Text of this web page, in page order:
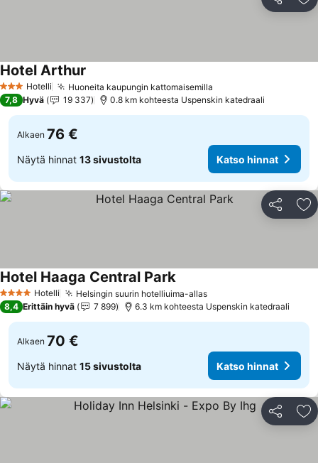
Jaa
3 Tähtiluokitus
Hotelli Huoneita kaupungin kattomaisemilla
Hotel Arthur
7,8 Hyvä 19 337 0.8 km kohteesta Uspenskin katedraali
Alkaen 76 €
Näytä hinnat 13 sivustolta Katso hinnat
Jaa
4 Tähtiluokitus
Hotelli Helsingin suurin hotelliuima-allasKatso hinnat
Hotel Haaga Central ParkKatso hinnat
8,4 Erittäin hyvä 7 899 6.3 km kohteesta Uspenskin katedraali
Alkaen 70 €
Näytä hinnat 15 sivustolta Katso hinnat
Jaa